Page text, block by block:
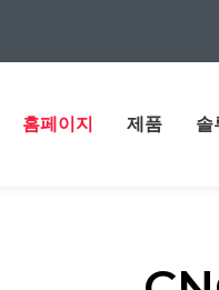
홈페이지 제품 솔